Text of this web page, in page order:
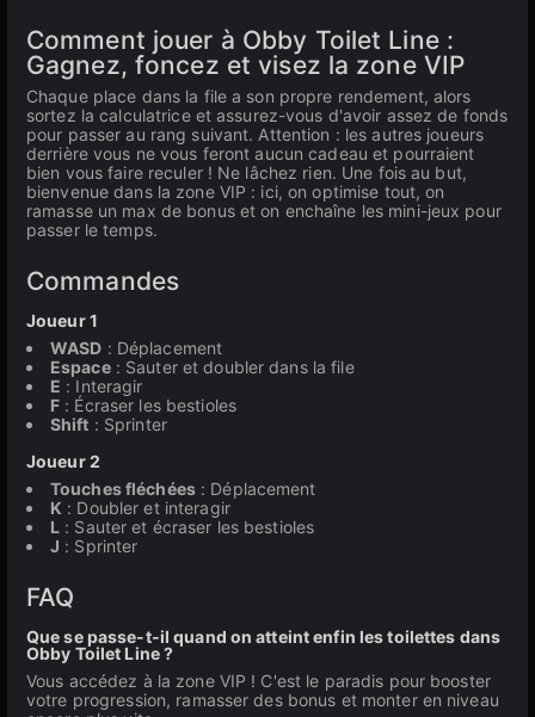
Comment jouer à Obby Toilet Line :
Gagnez, foncez et visez la zone VIP
Chaque place dans la file a son propre rendement, alors
sortez la calculatrice et assurez-vous d'avoir assez de fonds
pour passer au rang suivant. Attention : les autres joueurs
derrière vous ne vous feront aucun cadeau et pourraient
bien vous faire reculer ! Ne lâchez rien. Une fois au but,
bienvenue dans la zone VIP : ici, on optimise tout, on
ramasse un max de bonus et on enchaîne les mini-jeux pour
passer le temps.
Commandes
Joueur 1
WASD : Déplacement
Espace: Sauter et doubler dans la file
E : Interagir
F : Écraser les bestioles
Shift : Sprinter
Joueur 2
Touches fléchées: Déplacement
K : Doubler et interagir
L : Sauter et écraser les bestioles
J : Sprinter
FAQ
Que se passe-t-il quand on atteint enfin les toilettes dans
Obby Toilet Line ?
Vous accédez à la zone VIP ! C'est le paradis pour booster
votre progression, ramasser des bonus et monter en niveau